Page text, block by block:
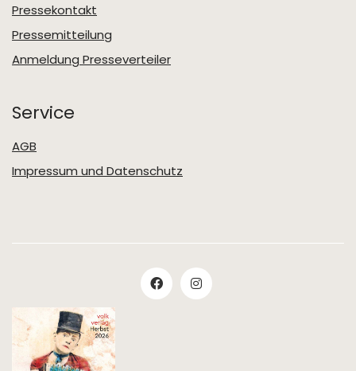
Pressekontakt
Pressemitteilung
Anmeldung Presseverteiler
Service
AGB
Impressum und Datenschutz